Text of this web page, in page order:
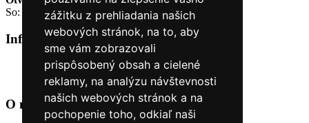
zážitku z prehliadania našich
webových stránok, na to, aby
sme vám zobrazovali
prispôsobený obsah a cielené
reklamy, na analýzu návštevnosti
našich webových stránok a na
pochopenie toho, odkiaľ naši
So: 9:00 - 12:00
Informácie+
O nás
Kontakt
O nás +